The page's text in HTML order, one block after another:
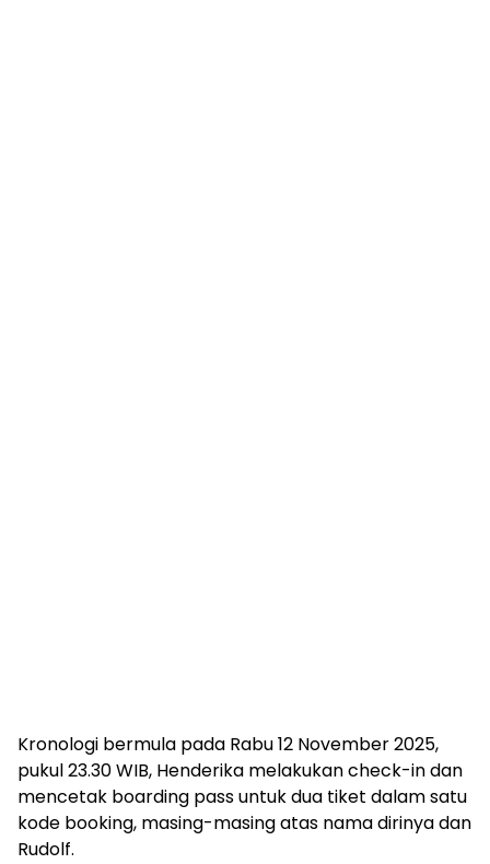
Kronologi bermula pada Rabu 12 November 2025,
pukul 23.30 WIB, Henderika melakukan check-in dan
mencetak boarding pass untuk dua tiket dalam satu
kode booking, masing-masing atas nama dirinya dan
Rudolf.